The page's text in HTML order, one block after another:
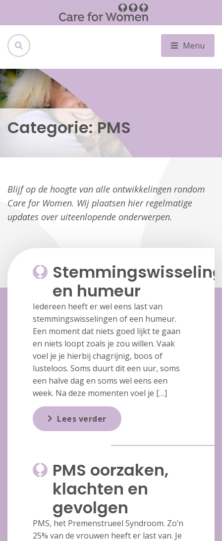
Menu
Categorie:PMS
Blijf op de hoogte van alle ontwikkelingen rondom
Care for Women. Wij plaatsen hier regelmatige
updates over uiteenlopende onderwerpen.
en humeur
Iedereen heeft er wel eens last van
stemmingswisselingen of een humeur.
Een moment dat niets goed lijkt te gaan
en niets loopt zoals je zou willen. Vaak
voel je je hierbij chagrijnig, boos of
lusteloos. Soms duurt dit een uur, soms
een halve dag en soms wel eens een
week. Na deze momenten voel je […]
Lees verder
PMS oorzaken,
klachten en
gevolgen
PMS, het Premenstrueel Syndroom. Zo’n
25% van de vrouwen heeft er last van. Je